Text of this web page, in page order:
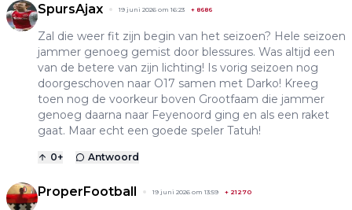
SpursAjax 19 juni 2026 om 16:23 + 8686
Zal die weer fit zijn begin van het seizoen? Hele seizoen
jammer genoeg gemist door blessures. Was altijd een
van de betere van zijn lichting! Is vorig seizoen nog
doorgeschoven naar O17 samen met Darko! Kreeg
toen nog de voorkeur boven Grootfaam die jammer
genoeg daarna naar Feyenoord ging en als een raket
gaat. Maar echt een goede speler Tatuh!
0+ Antwoord
ProperFootball 19 juni 2026 om 13:59 + 21270